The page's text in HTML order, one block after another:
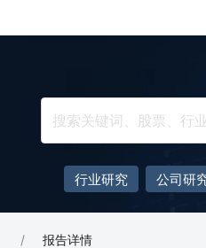
行业研究 公司研
/ 报告详情